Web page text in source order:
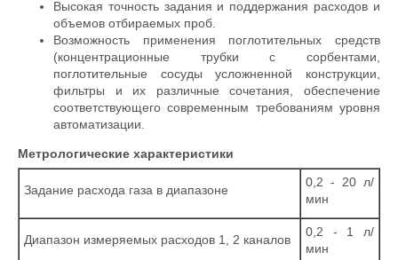
Высокая точность задания и поддержания расходов и
объемов отбираемых проб.
Возможность применения поглотительных средств
(концентрационные трубки с сорбентами,
поглотительные сосуды усложненной конструкции,
фильтры и их различные сочетания, обеспечение
соответствующего современным требованиям уровня
автоматизации.
Метрологические характеристики
Задание расхода газа в диапазоне
0,2 - 20 л/
мин
Диапазон измеряемых расходов 1, 2 каналов
0,2 - 1 л/
мин